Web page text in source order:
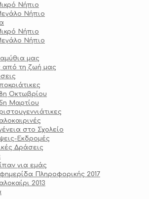
Νήπιο
Νήπιο
Νήπιο
Νήπιο
μας
από τη ζωή μας
Οκτωβρίου
Μαρτίου
στο Σχολείο
Εκδρομές
Δράσεις
για εμάς
Πληροφορικής 2017
2013